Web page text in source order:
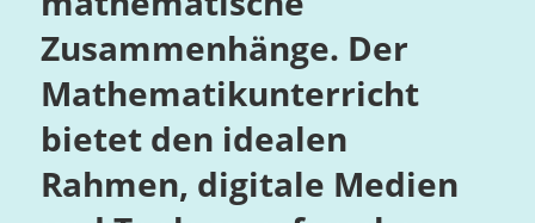
Zusammenhänge. Der
Mathematikunterricht
bietet den idealen
Rahmen, digitale Medien